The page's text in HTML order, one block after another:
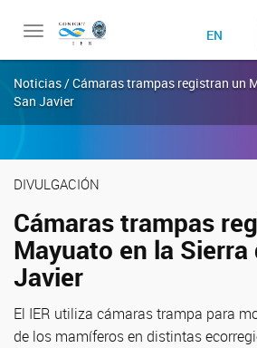
Toggle
EN
Noticias / Cámaras trampas registran un
San Javier
DIVULGACIÓN
Cámaras trampas
Mayuato en la Sierra
Javier
El IER utiliza cámaras trampa para
de los mamíferos en distintas